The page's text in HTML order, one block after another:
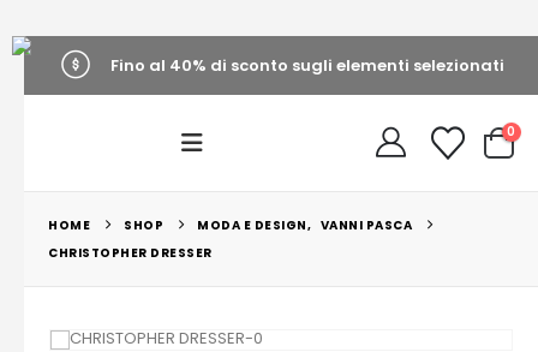
Fino al 40% di sconto sugli elementi selezionati
0
HOME SHOP MODA E DESIGN, VANNI PASCA
CHRISTOPHER DRESSER